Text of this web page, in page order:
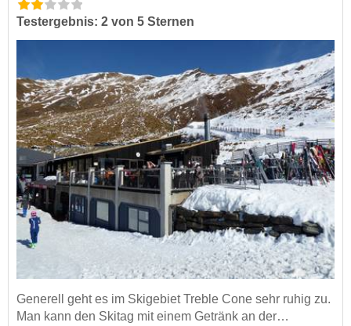
Testergebnis: 2 von 5 Sternen
Generell geht es im Skigebiet Treble Cone sehr ruhig zu.
Man kann den Skitag mit einem Getränk an der…